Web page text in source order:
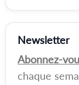
Newsletter
Abonnez-
chaque